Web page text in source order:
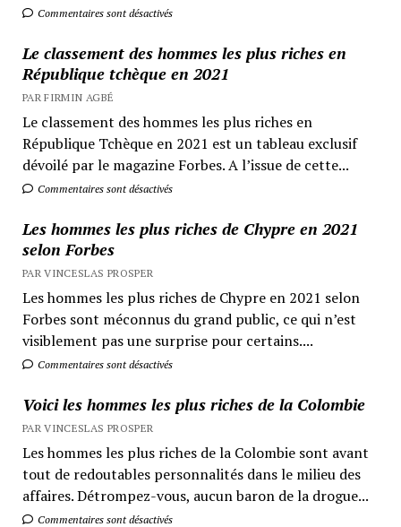
Commentaires sont désactivés
Le classement des hommes les plus riches en
République tchèque en 2021
PAR FIRMIN AGBÉ
Le classement des hommes les plus riches en
République Tchèque en 2021 est un tableau exclusif
dévoilé par le magazine Forbes. A l’issue de cette...
Commentaires sont désactivés
Les hommes les plus riches de Chypre en 2021
selon Forbes
PAR VINCESLAS PROSPER
Les hommes les plus riches de Chypre en 2021 selon
Forbes sont méconnus du grand public, ce qui n’est
visiblement pas une surprise pour certains....
Commentaires sont désactivés
Voici les hommes les plus riches de la Colombie
PAR VINCESLAS PROSPER
Les hommes les plus riches de la Colombie sont avant
tout de redoutables personnalités dans le milieu des
affaires. Détrompez-vous, aucun baron de la drogue...
Commentaires sont désactivés